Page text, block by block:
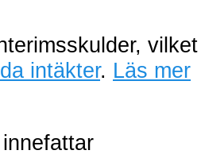
vilket
intäkter. Läs mer